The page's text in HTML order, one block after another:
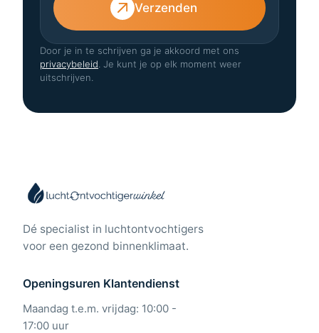
Verzenden
Door je in te schrijven ga je akkoord met ons
privacybeleid . Je kunt je op elk moment weer
uitschrijven.
Dé specialist in luchtontvochtigers
voor een gezond binnenklimaat.
Openingsuren Klantendienst
Maandag t.e.m. vrijdag: 10:00 -
17:00 uur